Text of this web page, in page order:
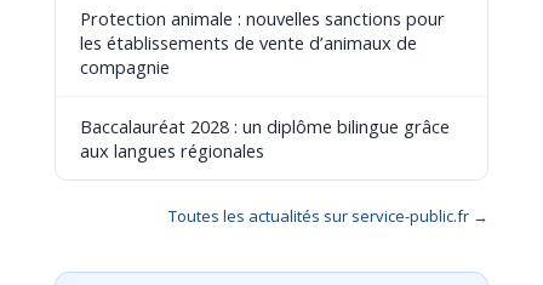
Protection animale : nouvelles sanctions pour
les établissements de vente d’animaux de
compagnie
Baccalauréat 2028 : un diplôme bilingue grâce
aux langues régionales
Toutes les actualités sur service-public.fr →